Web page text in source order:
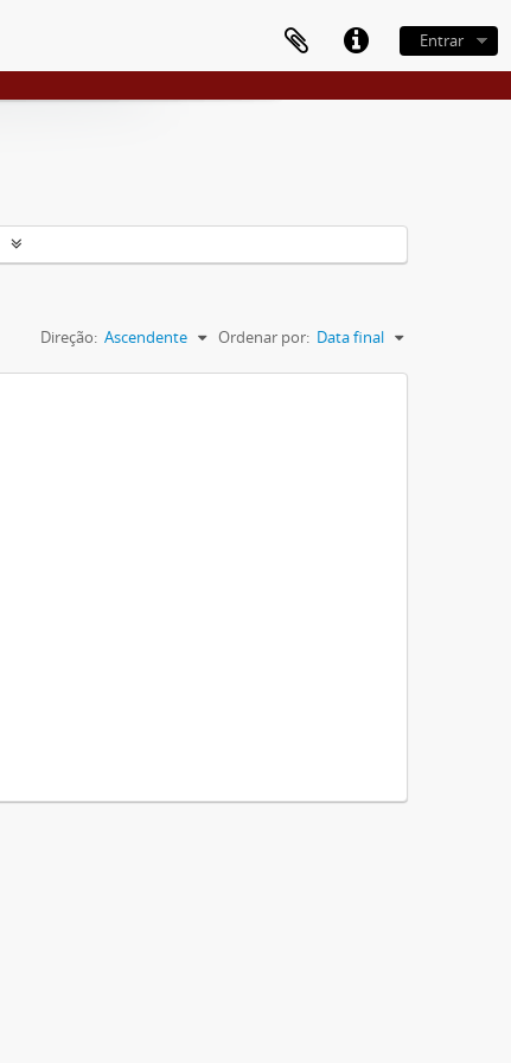
Entrar
Ordenar por: Data final
Direção: Ascendente